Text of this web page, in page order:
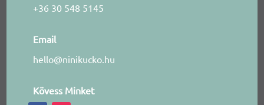
+36 30 548 5145
Email
hello@ninikucko.hu
Kövess Minket